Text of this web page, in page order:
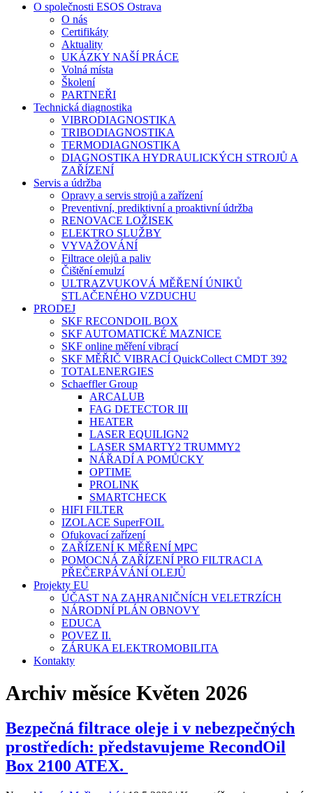
O společnosti ESOS Ostrava
O nás
Certifikáty
Aktuality
UKÁZKY NAŠÍ PRÁCE
Volná místa
Školení
PARTNEŘI
Technická diagnostika
VIBRODIAGNOSTIKA
TRIBODIAGNOSTIKA
TERMODIAGNOSTIKA
DIAGNOSTIKA HYDRAULICKÝCH STROJŮ A
ZAŘÍZENÍ
Servis a údržba
Opravy a servis strojů a zařízení
Preventivní, prediktivní a proaktivní údržba
RENOVACE LOŽISEK
ELEKTRO SLUŽBY
VYVAŽOVÁNÍ
Filtrace olejů a paliv
Čištění emulzí
ULTRAZVUKOVÁ MĚŘENÍ ÚNIKŮ
STLAČENÉHO VZDUCHU
PRODEJ
SKF RECONDOIL BOX
SKF AUTOMATICKÉ MAZNICE
SKF online měření vibrací
SKF MĚŘIČ VIBRACÍ QuickCollect CMDT 392
TOTALENERGIES
Schaeffler Group
ARCALUB
FAG DETECTOR III
HEATER
LASER EQUILIGN2
LASER SMARTY2 TRUMMY2
NÁŘADÍ A POMŮCKY
OPTIME
PROLINK
SMARTCHECK
HIFI FILTER
IZOLACE SuperFOIL
Ofukovací zařízení
ZAŘÍZENÍ K MĚŘENÍ MPC
POMOCNÁ ZAŘÍZENÍ PRO FILTRACI A
PŘEČERPÁVÁNÍ OLEJŮ
Projekty EU
ÚČAST NA ZAHRANIČNÍCH VELETRZÍCH
NÁRODNÍ PLÁN OBNOVY
EDUCA
POVEZ II.
ZÁRUKA ELEKTROMOBILITA
Kontakty
Archiv měsíce Květen 2026
Bezpečná filtrace oleje i v nebezpečných
prostředích: představujeme RecondOil
Box 2100 ATEX.